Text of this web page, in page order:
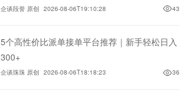
企谈段誉 原创 2026-08-06T19:10:28 43
5个高性价比派单接单平台推荐｜新手轻松日入
300+
企谈珠珠 原创 2026-08-06T18:18:23 36